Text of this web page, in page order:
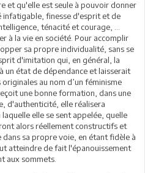
et qu'elle est seule à pouvoir donner
infatigable, finesse d'esprit et de
ténacité et courage, …
à la vie en société. Pour accomplir
sa propre individualité, sans se
d'imitation qui, en général, la
état de dépendance et laisserait
au nom d’un féminisme
une bonne formation, dans une
d'authenticité, elle réalisera
elle se sent appelée, quelle
alors réellement constructifs et
dans sa propre voie, en étant fidèle à
atteindre de fait l'épanouissement
aux sommets.